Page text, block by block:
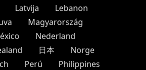
Latvija
Lebanon
Magyarország
Nederland
日本
Norge
Perú
Philippines